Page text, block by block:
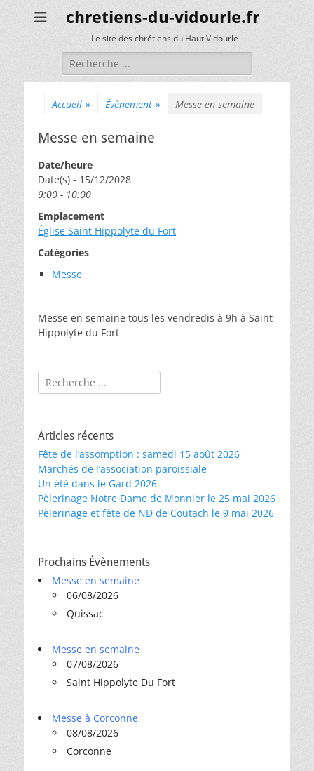
chretiens-du-vidourle.fr
Le site des chrétiens du Haut Vidourle
Rechercher :
Accueil » Évènement » Messe en semaine
Messe en semaine
Date/heure
Date(s) - 15/12/2028
9:00 - 10:00
Emplacement
Église Saint Hippolyte du Fort
Catégories
Messe
Messe en semaine tous les vendredis à 9h à Saint
Hippolyte du Fort
Rechercher :
Articles récents
Fête de l’assomption : samedi 15 août 2026
Marchés de l’association paroissiale
Un été dans le Gard 2026
Pèlerinage Notre Dame de Monnier le 25 mai 2026
Pèlerinage et fête de ND de Coutach le 9 mai 2026
Prochains Évènements
Messe en semaine
06/08/2026
Quissac
Messe en semaine
07/08/2026
Saint Hippolyte Du Fort
Messe à Corconne
08/08/2026
Corconne